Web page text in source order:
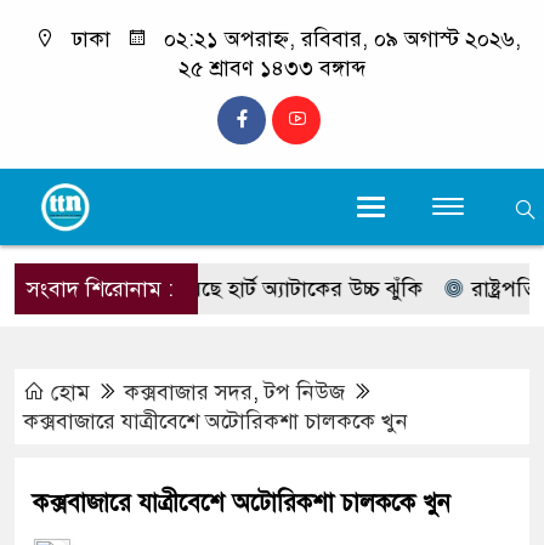
ঢাকা
০২:২১ অপরাহ্ন, রবিবার, ০৯ অগাস্ট ২০২৬,
২৫ শ্রাবণ ১৪৩৩ বঙ্গাব্দ
সংবাদ শিরোনাম :রয়েছে হার্ট অ্যাটাকের উচ্চ ঝুঁকি রাষ্ট্রপতি
হোম কক্সবাজার সদর,টপ নিউজ
কক্সবাজারে যাত্রীবেশে অটোরিকশা চালককে খুন
কক্সবাজারে যাত্রীবেশে অটোরিকশা চালককে খুন